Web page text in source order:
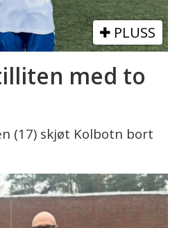
PLUSS
med to
(17) skjøt Kolbotn bort